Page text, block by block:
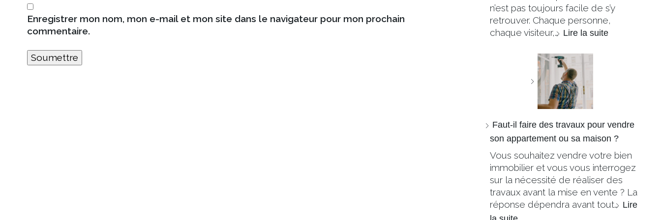
Enregistrer mon nom, mon e-mail et mon site dans le navigateur pour mon prochain
commentaire.
n’est pas toujours facile de s’y
retrouver. Chaque personne,
chaque visiteur,… Lire la suite
Faut-il faire des travaux pour vendre
son appartement ou sa maison ?
Vous souhaitez vendre votre bien
immobilier et vous vous interrogez
sur la nécessité de réaliser des
travaux avant la mise en vente ? La
réponse dépendra avant tout… Lire